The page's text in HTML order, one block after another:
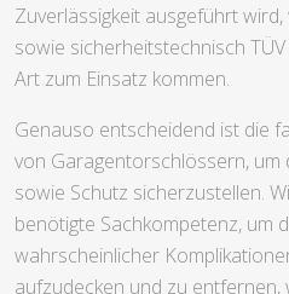
Zuverlässigkeit ausgeführt
sowie sicherheitstechnisch
Art zum Einsatz kommen.
Genauso entscheidend ist die
von Garagentorschlössern, um
sowie Schutz sicherzustellen.
benötigte Sachkompetenz, um
wahrscheinlicher
aufzudecken und zu